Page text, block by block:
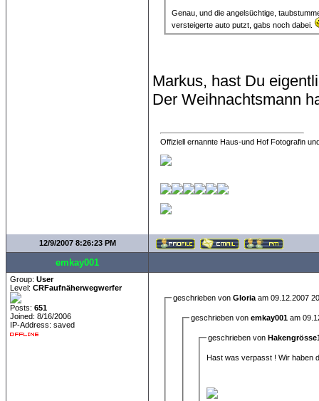
Genau, und die angelsüchtige,
versteigerte auto putzt, gabs noch dabei.
Markus, hast Du
Der Weihnachtsmann
Offiziell ernannte Haus-und Hof Fotografin
12/9/2007 8:26:23 PM
emkay001
Group: User
Level: CRFaufnäherwegwerfer
Posts: 651
Joined: 8/16/2006
IP-Address: saved
geschrieben vonGloria am 09.12.2007
geschrieben vonemkay001 am
geschrieben von
Hast was verpasst ! Wir haben